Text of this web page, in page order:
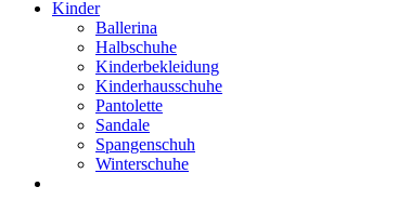
Kinder
Ballerina
Halbschuhe
Kinderbekleidung
Kinderhausschuhe
Pantolette
Sandale
Spangenschuh
Winterschuhe